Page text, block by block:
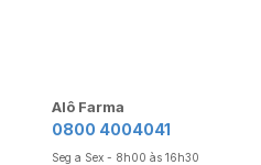
Alô Farma
0800 4004041
Seg a Sex - 8h00 às 16h30